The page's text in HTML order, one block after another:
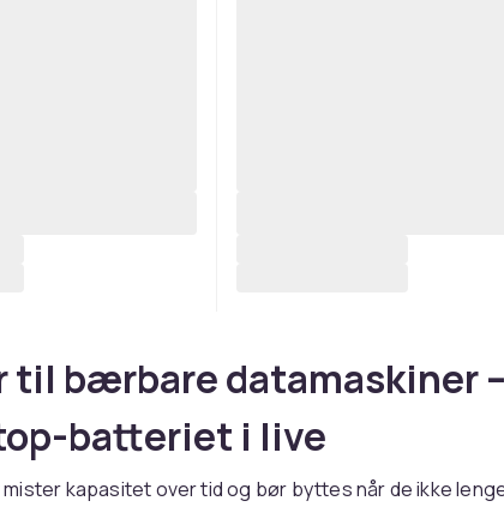
til bærbare datamaskiner –
batteriet i live
kapasitet over tid og bør byttes når de ikke